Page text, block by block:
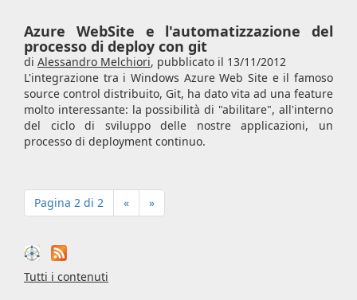
Azure WebSite e l'automatizzazione del
processo di deploy con git
di Alessandro Melchiori, pubblicato il 13/11/2012
L'integrazione tra i Windows Azure Web Site e il famoso
source control distribuito, Git, ha dato vita ad una feature
molto interessante: la possibilità di "abilitare", all'interno
del ciclo di sviluppo delle nostre applicazioni, un
processo di deployment continuo.
Pagina 2 di 2 « »
Tutti i contenuti